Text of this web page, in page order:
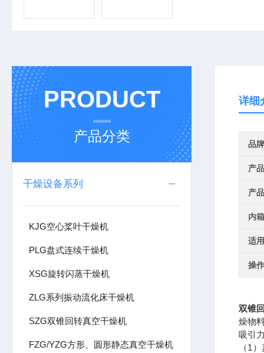
PRODUCT
产品分类
干燥设备系列
KJG空心桨叶干燥机
PLG盘式连续干燥机
XSG旋转闪蒸干燥机
ZLG系列振动流化床干燥机
SZG双锥回转真空干燥机
FZG/YZG方形、圆形静态真空干燥机
详细
品牌
产
产
内
适
操
双锥
燥物
吸引
（1